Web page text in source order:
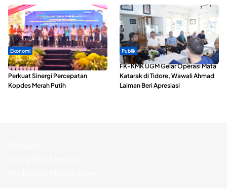
Ekonomi
Seminar di Ternate, Mendes
Perkuat Sinergi Percepatan
Kopdes Merah Putih
Publik
FK-KMK UGM Gelar Operasi Mata
Katarak di Tidore, Wawali Ahmad
Laiman Beri Apresiasi